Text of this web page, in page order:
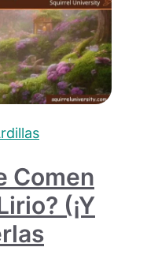
Comen
(¡y